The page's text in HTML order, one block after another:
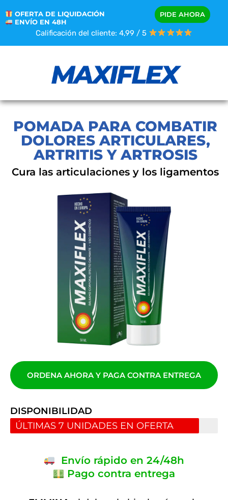
OFERTA DE LIQUIDACIÓN
ENVÍO EN 48H
PIDE AHORA
Calificación del cliente: 4,99 / 5
POMADA PARA COMBATIR
DOLORES ARTICULARES,
ARTRITIS Y ARTROSIS
Cura las articulaciones y los ligamentos
ORDENA AHORA Y PAGA CONTRA ENTREGA
DISPONIBILIDAD
ÚLTIMAS 7 UNIDADES EN OFERTA
Envío rápido en 24/48h
Pago contra entrega